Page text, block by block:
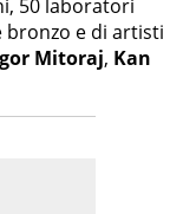
50 laboratori
bronzo e di artisti
Mitoraj, Kan